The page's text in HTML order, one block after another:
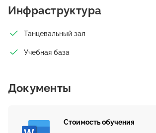
Инфраструктура
Танцевальный зал
Учебная база
Документы
Стоимость обучения